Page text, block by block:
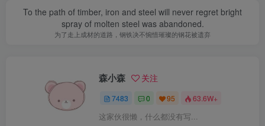
To the path of timber, iron and steel will never regret bright
spray of molten steel was abandoned.
为了走上成材的道路，钢铁决不惋惜璀璨的钢花被遗弃
森小森 关注
7483 0 95 63.6W+
这家伙很懒，什么都没有写...